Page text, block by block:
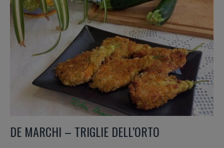
DE MARCHI – TRIGLIE DELL’ORTO